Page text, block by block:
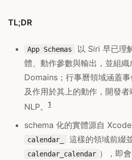
TL;DR
App Schemas
以 Siri 早已理
體、動作參數與輸出，並組
Domains；行事曆領域涵蓋
及作用於其上的動作，開發
NLP。
1
schema 化的實體源自
calendar_ 這樣的領域前綴
calendar_calendar ），即